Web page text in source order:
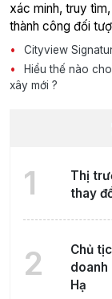
xác minh, truy
thành công đối
Cityview
Hiểu thế nào
xây mới ?
1
Thị
thay
2
Chủ
doanh
Hạ